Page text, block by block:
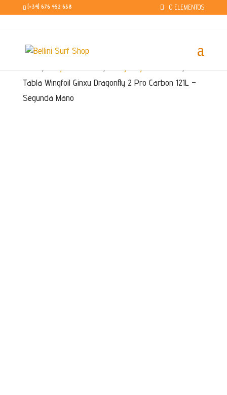
[+34] 676 452 638 0 ELEMENTOS
Tabla Wingfoil Ginxu Dragonfly 2 Pro Carbon 121L –
Segunda Mano